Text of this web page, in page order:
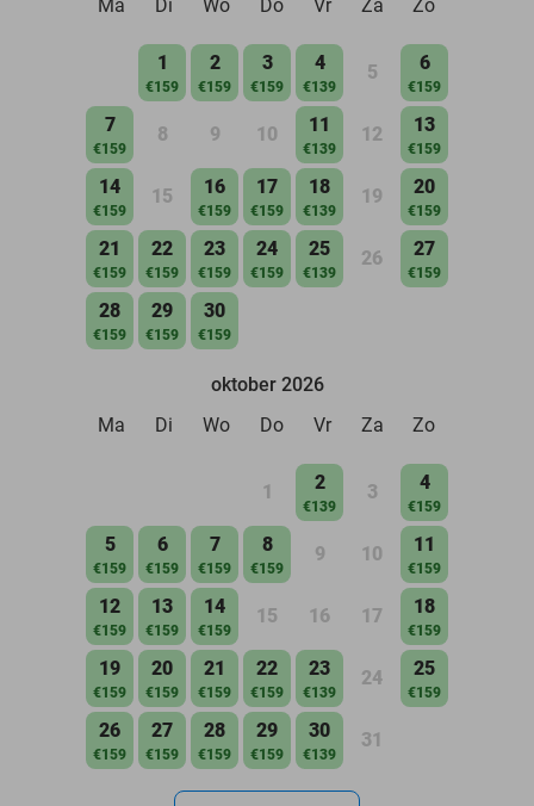
Ma
Di Wo Do Vr Za Zo
1
€159
2
€159
3
€159
4
€139
5 6
€159
7
€159
8 9 10 11
€139
12 13
€159
14
€159
15 16
€159
17
€159
18
€139
19 20
€159
21
€159
22
€159
23
€159
24
€159
25
€139
26 27
€159
28
€159
29
€159
30
€159
oktober 2026
Ma
Di Wo Do Vr Za Zo
1 2
€139
3 4
€159
5
€159
6
€159
7
€159
8
€159
9 10 11
€159
12
€159
13
€159
14
€159
15 16 17 18
€159
19
€159
20
€159
21
€159
22
€159
23
€139
24 25
€159
26
€159
27
€159
28
€159
29
€159
30
€139
31